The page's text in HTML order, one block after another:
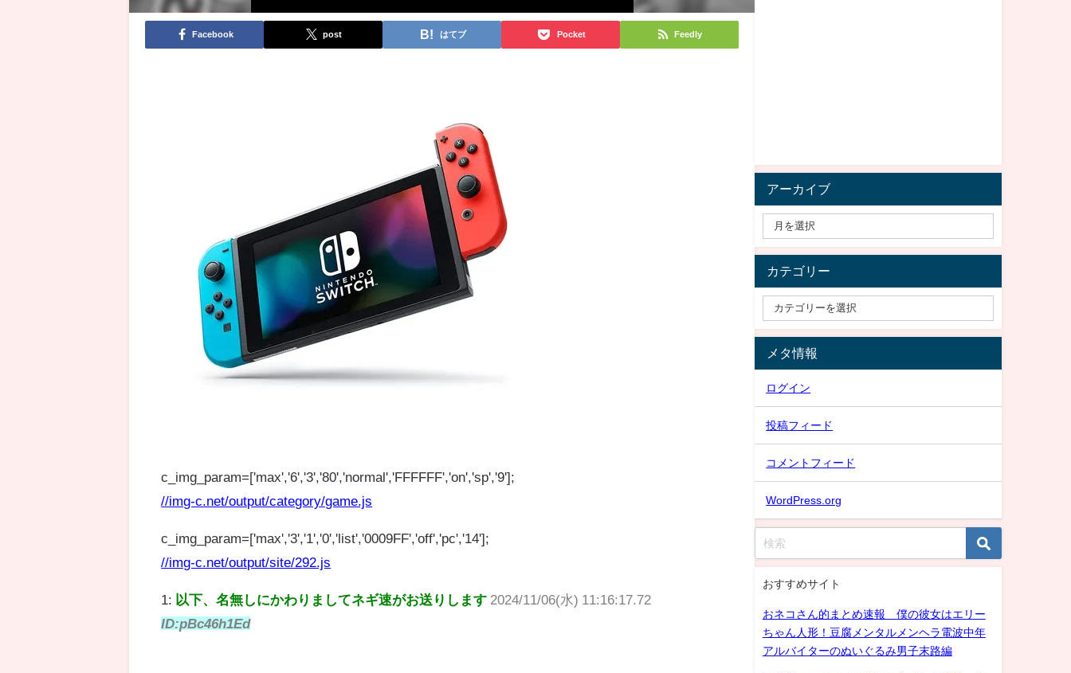
Facebook post はてブ Pocket Feedly
c_img_param=['max','6','3','80','normal','FFFFFF','on','sp','9'];
//img-c.net/output/category/game.js
c_img_param=['max','3','1','0','list','0009FF','off','pc','14'];
//img-c.net/output/site/292.js
1: 以下、名無しにかわりましてネギ速がお送りします 2024/11/06(水) 11:16:17.72
ID:pBc46h1Ed
アーカイブ
カテゴリー
メタ情報
ログイン
投稿フィード
コメントフィード
WordPress.org
おすすめサイト
おネコさん的まとめ速報 僕の彼女はエリー
ちゃん人形！豆腐メンタルメンヘラ電波中年
アルバイターのぬいぐるみ男子末路編